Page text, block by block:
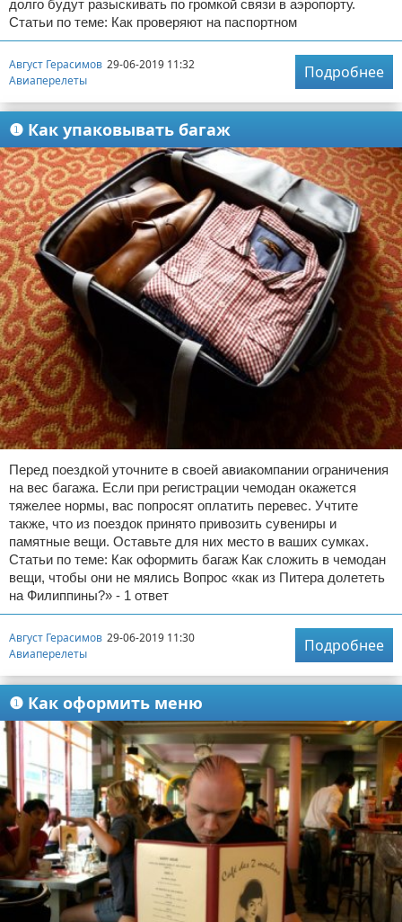
долго будут разыскивать по громкой связи в аэропорту.
Статьи по теме: Как проверяют на паспортном
Август Герасимов 29-06-2019 11:32
Авиаперелеты
Подробнее
❶ Как упаковывать багаж
Перед поездкой уточните в своей авиакомпании ограничения
на вес багажа. Если при регистрации чемодан окажется
тяжелее нормы, вас попросят оплатить перевес. Учтите
также, что из поездок принято привозить сувениры и
памятные вещи. Оставьте для них место в ваших сумках.
Статьи по теме: Как оформить багаж Как сложить в чемодан
вещи, чтобы они не мялись Вопрос «как из Питера долететь
на Филиппины?» - 1 ответ
Август Герасимов 29-06-2019 11:30
Авиаперелеты
Подробнее
❶ Как оформить меню